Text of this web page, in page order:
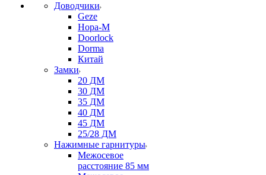
Доводчики
Geze
Нора-М
Doorlock
Dorma
Китай
Замки
20 ДМ
30 ДМ
35 ДМ
40 ДМ
45 ДМ
25/28 ДМ
Нажимные гарнитуры
Межосевое
расстояние 85 мм